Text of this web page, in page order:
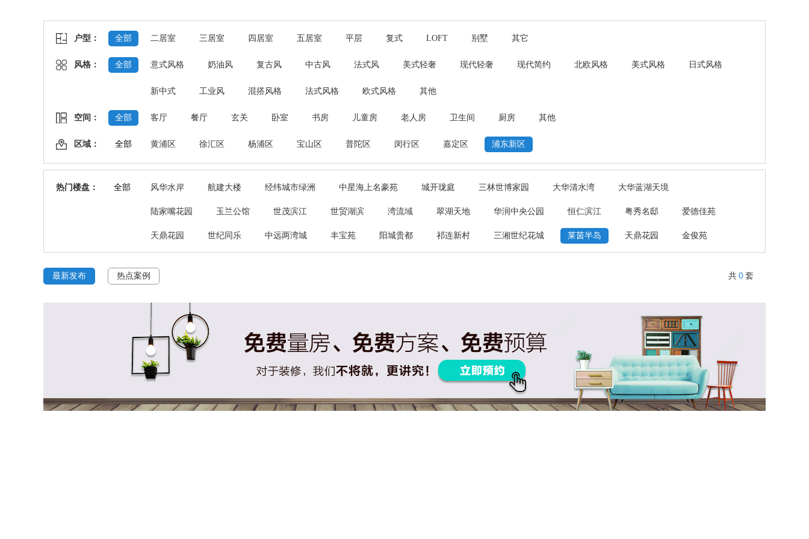
户型： 全部 二居室 三居室 四居室 五居室 平层 复式 LOFT 别墅 其它
风格： 全部 意式风格 奶油风 复古风 中古风 法式风 美式轻奢 现代轻奢 现代简约 北欧风格 美式风格 日式风格
新中式 工业风 混搭风格 法式风格 欧式风格 其他
空间： 全部 客厅 餐厅 玄关 卧室 书房 儿童房 老人房 卫生间 厨房 其他
区域： 全部 黄浦区 徐汇区 杨浦区 宝山区 普陀区 闵行区 嘉定区 浦东新区
热门楼盘： 全部 风华水岸 航建大楼 经纬城市绿洲 中星海上名豪苑 城开珑庭 三林世博家园 大华清水湾 大华蓝湖天境
陆家嘴花园 玉兰公馆 世茂滨江 世贸湖滨 湾流域 翠湖天地 华润中央公园 恒仁滨江 粤秀名邸 爱德佳苑
天鼎花园 世纪同乐 中远两湾城 丰宝苑 阳城贵都 祁连新村 三湘世纪花城 莱茵半岛 天鼎花园 金俊苑
最新发布 热点案例 共 0 套